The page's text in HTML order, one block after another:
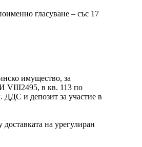
гласуване – със 17
имущество, за
VIII2495, в кв. 113 по
и депозит за участие в
на урегулиран